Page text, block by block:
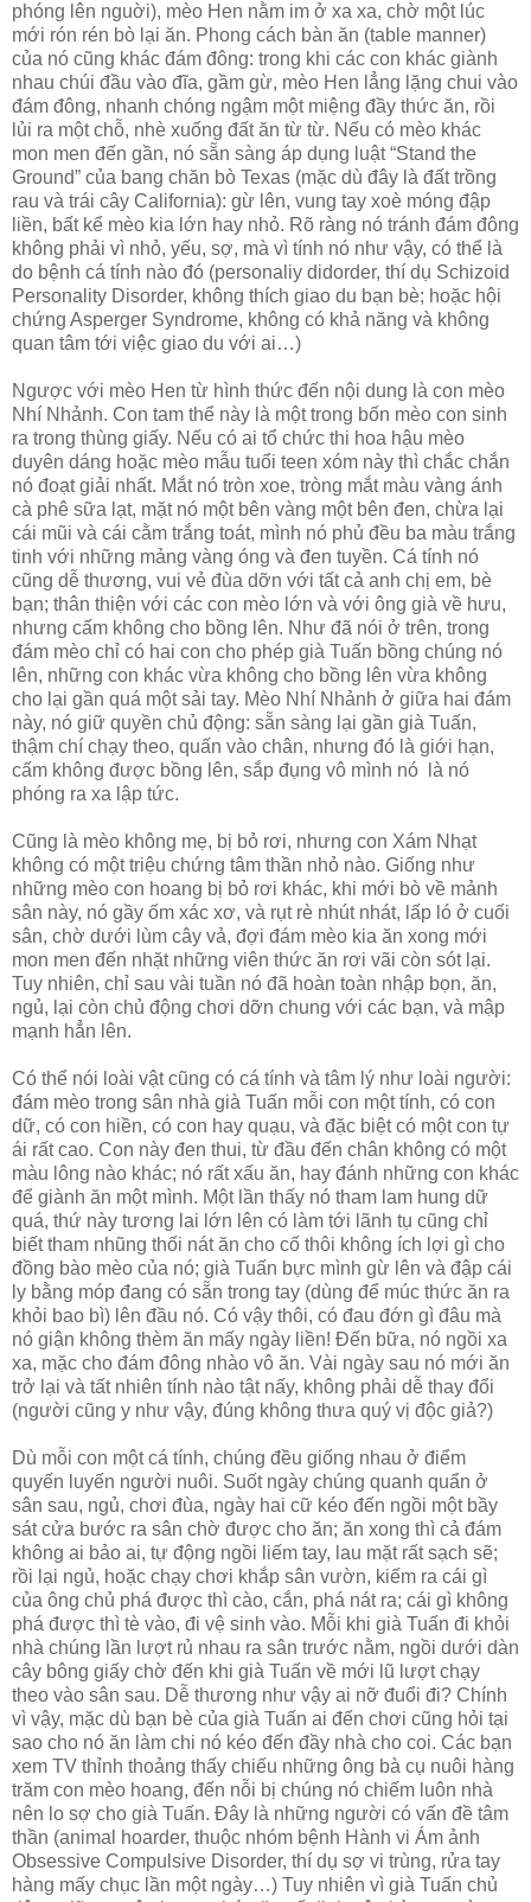
phóng lên nguời), mèo Hen nằm im ở xa xa, chờ một lúc
mới rón rén bò lại ăn. Phong cách bàn ăn (table manner)
của nó cũng khác đám đông: trong khi các con khác giành
nhau chúi đầu vào đĩa, gầm gừ, mèo Hen lẳng lặng chui vào
đám đông, nhanh chóng ngậm một miệng đầy thức ăn, rồi
lủi ra một chỗ, nhè xuống đất ăn từ từ. Nếu có mèo khác
mon men đến gần, nó sẵn sàng áp dụng luật “Stand the
Ground” của bang chăn bò Texas (mặc dù đây là đất trồng
rau và trái cây California): gừ lên, vung tay xoè móng đập
liền, bất kể mèo kia lớn hay nhỏ. Rõ ràng nó tránh đám đông
không phải vì nhỏ, yếu, sợ, mà vì tính nó như vậy, có thể là
do bệnh cá tính nào đó (personaliy didorder, thí dụ Schizoid
Personality Disorder, không thích giao du bạn bè; hoặc hội
chứng Asperger Syndrome, không có khả năng và không
quan tâm tới việc giao du với ai…)
Ngược với mèo Hen từ hình thức đến nội dung là con mèo
Nhí Nhảnh. Con tam thể này là một trong bốn mèo con sinh
ra trong thùng giấy. Nếu có ai tổ chức thi hoa hậu mèo
duyên dáng hoặc mèo mẫu tuổi teen xóm này thì chắc chắn
nó đoạt giải nhất. Mắt nó tròn xoe, tròng mắt màu vàng ánh
cà phê sữa lạt, mặt nó một bên vàng một bên đen, chừa lại
cái mũi và cái cằm trắng toát, mình nó phủ đều ba màu trắng
tinh với những mảng vàng óng và đen tuyền. Cá tính nó
cũng dễ thương, vui vẻ đùa dỡn với tất cả anh chị em, bè
bạn; thân thiện với các con mèo lớn và với ông già về hưu,
nhưng cấm không cho bồng lên. Như đã nói ở trên, trong
đám mèo chỉ có hai con cho phép già Tuấn bồng chúng nó
lên, những con khác vừa không cho bồng lên vừa không
cho lại gần quá một sải tay. Mèo Nhí Nhảnh ở giữa hai đám
này, nó giữ quyền chủ động: sẵn sàng lại gần già Tuấn,
thậm chí chạy theo, quấn vào chân, nhưng đó là giới hạn,
cấm không được bồng lên, sắp đụng vô mình nó là nó
phóng ra xa lập tức.
Cũng là mèo không mẹ, bị bỏ rơi, nhưng con Xám Nhạt
không có một triệu chứng tâm thần nhỏ nào. Giống như
những mèo con hoang bị bỏ rơi khác, khi mới bò về mảnh
sân này, nó gầy ốm xác xơ, và rụt rè nhút nhát, lấp ló ở cuối
sân, chờ dưới lùm cây vả, đợi đám mèo kia ăn xong mới
mon men đến nhặt những viên thức ăn rơi vãi còn sót lại.
Tuy nhiên, chỉ sau vài tuần nó đã hoàn toàn nhập bọn, ăn,
ngủ, lại còn chủ động chơi dỡn chung với các bạn, và mập
mạnh hẳn lên.
Có thể nói loài vật cũng có cá tính và tâm lý như loài người:
đám mèo trong sân nhà già Tuấn mỗi con một tính, có con
dữ, có con hiền, có con hay quạu, và đặc biệt có một con tự
ái rất cao. Con này đen thui, từ đầu đến chân không có một
màu lông nào khác; nó rất xấu ăn, hay đánh những con khác
để giành ăn một mình. Một lần thấy nó tham lam hung dữ
quá, thứ này tương lai lớn lên có làm tới lãnh tụ cũng chỉ
biết tham nhũng thối nát ăn cho cố thôi không ích lợi gì cho
đồng bào mèo của nó; già Tuấn bực mình gừ lên và đập cái
ly bằng móp đang có sẵn trong tay (dùng để múc thức ăn ra
khỏi bao bì) lên đầu nó. Có vậy thôi, có đau đớn gì đâu mà
nó giận không thèm ăn mấy ngày liền! Đến bữa, nó ngồi xa
xa, mặc cho đám đông nhào vô ăn. Vài ngày sau nó mới ăn
trở lại và tất nhiên tính nào tật nấy, không phải dễ thay đổi
(người cũng y như vậy, đúng không thưa quý vị độc giả?)
Dù mỗi con một cá tính, chúng đều giống nhau ở điểm
quyến luyến người nuôi. Suốt ngày chúng quanh quẩn ở
sân sau, ngủ, chơi đùa, ngày hai cữ kéo đến ngồi một bầy
sát cửa bước ra sân chờ được cho ăn; ăn xong thì cả đám
không ai bảo ai, tự động ngồi liếm tay, lau mặt rất sạch sẽ;
rồi lại ngủ, hoặc chạy chơi khắp sân vườn, kiếm ra cái gì
của ông chủ phá được thì cào, cắn, phá nát ra; cái gì không
phá được thì tè vào, đi vệ sinh vào. Mỗi khi già Tuấn đi khỏi
nhà chúng lần lượt rủ nhau ra sân trước nằm, ngồi dưới dàn
cây bông giấy chờ đến khi già Tuấn về mới lũ lượt chạy
theo vào sân sau. Dễ thương như vậy ai nỡ đuổi đi? Chính
vì vậy, mặc dù bạn bè của già Tuấn ai đến chơi cũng hỏi tại
sao cho nó ăn làm chi nó kéo đến đầy nhà cho coi. Các bạn
xem TV thỉnh thoảng thấy chiếu những ông bà cụ nuôi hàng
trăm con mèo hoang, đến nỗi bị chúng nó chiếm luôn nhà
nên lo sợ cho già Tuấn. Đây là những người có vấn đề tâm
thần (animal hoarder, thuộc nhóm bệnh Hành vi Ám ảnh
Obsessive Compulsive Disorder, thí dụ sợ vi trùng, rửa tay
hàng mấy chục lần một ngày…) Tuy nhiên vì già Tuấn chủ